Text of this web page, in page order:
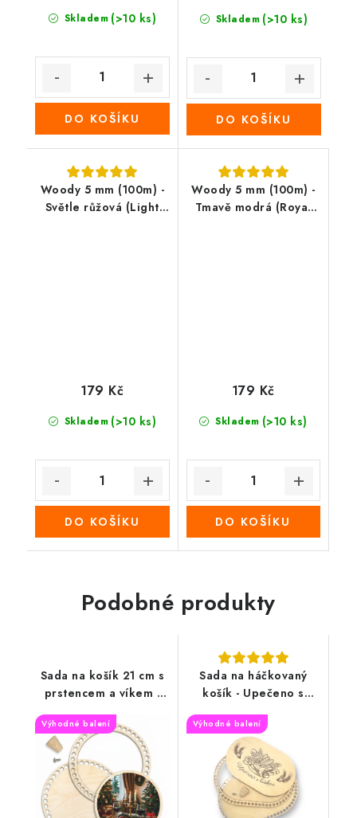
Skladem (>10 ks)
DO KOŠÍKU
Skladem (>10 ks)
DO KOŠÍKU
Woody 5 mm (100m) -
Světle růžová (Light
Skladem (>10 ks)
179 Kč
DO KOŠÍKU
Woody 5 mm (100m) -
Tmavě modrá (Royal
Skladem (>10 ks)
179 Kč
DO KOŠÍKU
Podobné produkty
Sada na košík 21 cm s
prstencem a víkem -
Vánoční stůl
Výhodné balení
Sada na háčkovaný
košík - Upečeno s
láskou (30x20 cm)
Výhodné balení